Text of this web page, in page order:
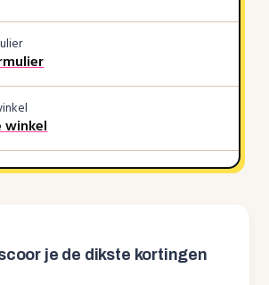
winkel
je de dikste kortingen